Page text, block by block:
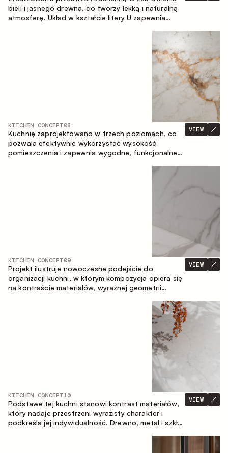
bieli i jasnego drewna, co tworzy lekką i naturalną
atmosferę. Układ w kształcie litery U zapewnia
użytkową, tworząc miejsce na szybkie śniadania i
KITCHEN CONCEPT08
Kuchnię zaprojektowano w trzech poziomach, co
pozwala efektywnie wykorzystać wysokość
pomieszczenia i zapewnia wygodne, funkcjonalne
VIEW
KITCHEN CONCEPT09
Projekt ilustruje nowoczesne podejście do
organizacji kuchni, w którym kompozycja opiera się
na kontraście materiałów, wyraźnej geometrii
stref przechowywania. Układ prosty z wyspą
buduje logiczną strukturę przestrzeni oraz tworzy
wygodną oś komunikacyjną między strefami
VIEW
KITCHEN CONCEPT10
Podstawę tej kuchni stanowi kontrast materiałów,
który nadaje przestrzeni wyrazisty charakter i
podkreśla jej indywidualność. Drewno, metal i szkło
VIEW